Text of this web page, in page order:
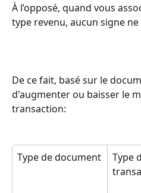
À l’opposé, quand vous
type revenu, aucun signe ne
De ce fait, basé sur le
d'augmenter ou baisser le
transaction:
Type de document
Type